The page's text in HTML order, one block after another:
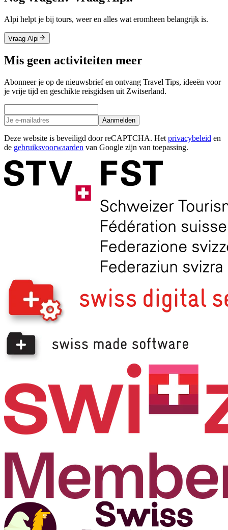
Alpi helpt je bij tours, weer en alles wat eromheen belangrijk is.
Vraag Alpi
Mis geen activiteiten meer
Abonneer je op de nieuwsbrief en ontvang Travel Tips, ideeën voor
je vrije tijd en geschikte reisgidsen uit Zwitserland.
Aanmelden
Deze website is beveiligd door reCAPTCHA. Het privacybeleid en
de gebruiksvoorwaarden van Google zijn van toepassing.